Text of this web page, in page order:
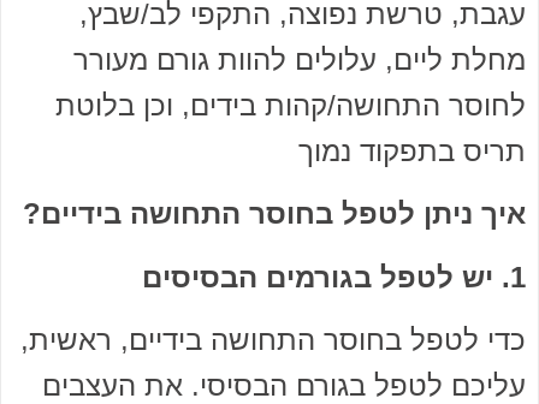
עגבת, טרשת נפוצה, התקפי לב/שבץ,
מחלת ליים, עלולים להוות גורם מעורר
לחוסר התחושה/קהות בידים, וכן בלוטת
תריס בתפקוד נמוך
איך ניתן לטפל בחוסר התחושה בידיים?
1. יש לטפל בגורמים הבסיסים
כדי לטפל בחוסר התחושה בידיים, ראשית,
עליכם לטפל בגורם הבסיסי. את העצבים